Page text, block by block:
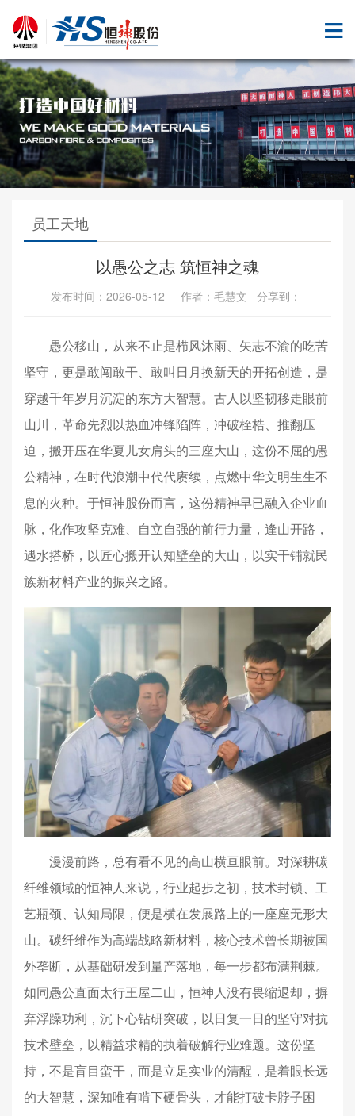
员工天地
以愚公之志 筑恒神之魂
发布时间：2026-05-12 作者：毛慧文 分享到：
愚公移山，从来不止是栉风沐雨、矢志不渝的吃苦
坚守，更是敢闯敢干、敢叫日月换新天的开拓创造，是
穿越千年岁月沉淀的东方大智慧。古人以坚韧移走眼前
山川，革命先烈以热血冲锋陷阵，冲破桎梏、推翻压
迫，搬开压在华夏儿女肩头的三座大山，这份不屈的愚
公精神，在时代浪潮中代代赓续，点燃中华文明生生不
息的火种。于恒神股份而言，这份精神早已融入企业血
脉，化作攻坚克难、自立自强的前行力量，逢山开路，
遇水搭桥，以匠心搬开认知壁垒的大山，以实干铺就民
族新材料产业的振兴之路。
漫漫前路，总有看不见的高山横亘眼前。对深耕碳
纤维领域的恒神人来说，行业起步之初，技术封锁、工
艺瓶颈、认知局限，便是横在发展路上的一座座无形大
山。 碳纤维作为高端战略新材料，核心技术曾长期被国
外垄断，从基础研发到量产落地，每一步都布满荆棘。
如同愚公直面太行王屋二山，恒神人没有畏缩退却，摒
弃浮躁功利，沉下心钻研突破，以日复一日的坚守对抗
技术壁垒，以精益求精的执着破解行业难题。这份坚
持，不是盲目蛮干，而是立足实业的清醒，是着眼长远
的大智慧，深知唯有啃下硬骨头，才能打破卡脖子困